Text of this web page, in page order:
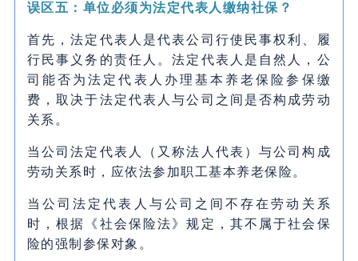
误区五：单位必须为法定代表人缴纳社保？
首先，法定代表人是代表公司行使民事权利、履
行民事义务的责任人。法定代表人是自然人，公
司能否为法定代表人办理基本养老保险参保缴
费，取决于法定代表人与公司之间是否构成劳动
关系。
当公司法定代表人（又称法人代表）与公司构成
劳动关系时，应依法参加职工基本养老保险。
当公司法定代表人与公司之间不存在劳动关系
时，根据《社会保险法》规定，其不属于社会保
险的强制参保对象。